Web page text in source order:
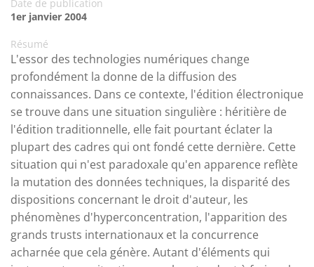
Date de publication
1er janvier 2004
Résumé
L'essor des technologies numériques change
profondément la donne de la diffusion des
connaissances. Dans ce contexte, l'édition électronique
se trouve dans une situation singulière : héritière de
l'édition traditionnelle, elle fait pourtant éclater la
plupart des cadres qui ont fondé cette dernière. Cette
situation qui n'est paradoxale qu'en apparence reflète
la mutation des données techniques, la disparité des
dispositions concernant le droit d'auteur, les
phénomènes d'hyperconcentration, l'apparition des
grands trusts internationaux et la concurrence
acharnée que cela génère. Autant d'éléments qui